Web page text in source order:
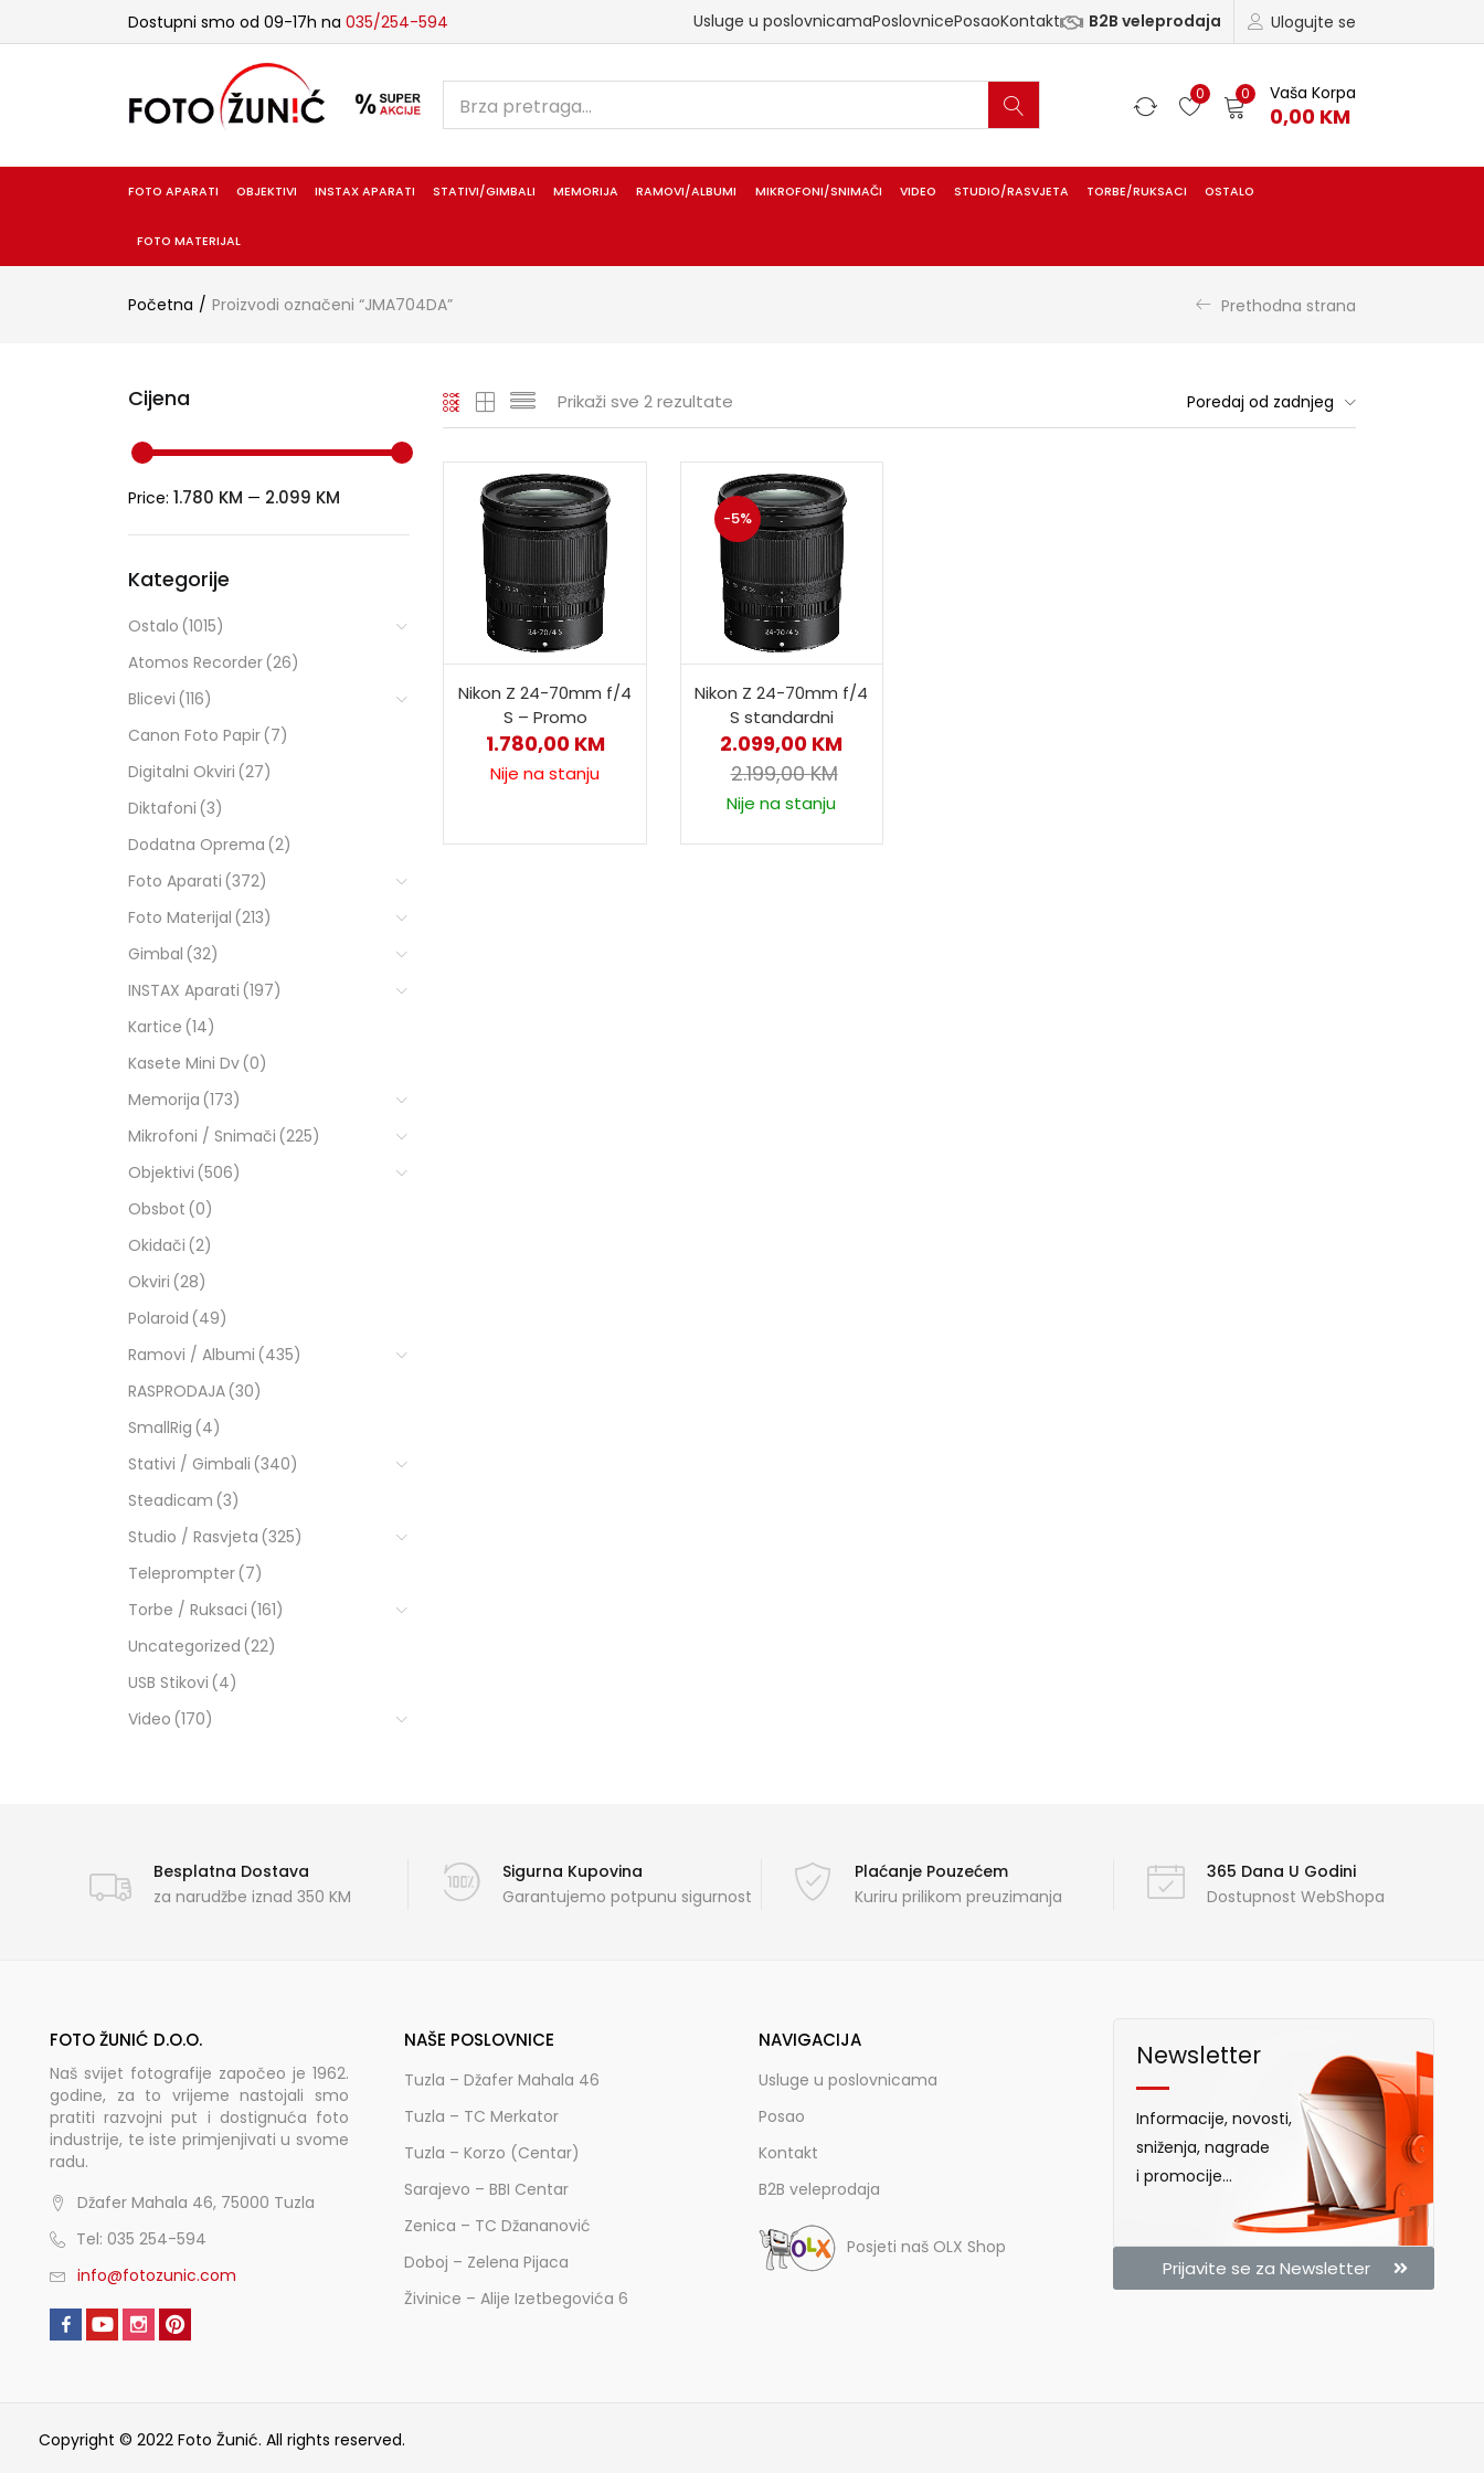
Dostupni smo od 09-17h na 035/254-594 Ulogujte se
Usluge u poslovnicamaPoslovnicePosaoKontakt B2B veleprodaja
0 0 Vaša Korpa
0,00 KM
FOTO APARATI OBJEKTIVI INSTAX APARATI STATIVI/GIMBALI MEMORIJA RAMOVI/ALBUMI MIKROFONI/SNIMAČI VIDEO STUDIO/RASVJETA TORBE/RUKSACI OSTALO
FOTO MATERIJAL
Početna Proizvodi označeni “JMA704DA” Prethodna strana
Prikaži sve 2 rezultate Poredaj od zadnjeg
Nikon Z 24-70mm f/4
S – Promo
1.780,00 KM
Nije na stanju
-5%
Nikon Z 24-70mm f/4
S standardni
2.099,00 KM
2.199,00KM
Nije na stanju
Cijena
Price: 1.780 KM — 2.099 KM
Kategorije
Ostalo (1015)
Atomos Recorder(26)
Blicevi (116)
Canon Foto Papir(7)
Digitalni Okviri (27)
Diktafoni (3)
Dodatna Oprema (2)
Foto Aparati (372)
Foto Materijal (213)
Gimbal (32)
INSTAX Aparati (197)
Kartice (14)
Kasete Mini Dv(0)
Memorija (173)
Mikrofoni / Snimači (225)
Objektivi (506)
Obsbot (0)
Okidači (2)
Okviri (28)
Polaroid (49)
Ramovi / Albumi (435)
RASPRODAJA(30)
SmallRig (4)
Stativi / Gimbali (340)
Steadicam (3)
Studio / Rasvjeta (325)
Teleprompter(7)
Torbe / Ruksaci (161)
Uncategorized (22)
USB Stikovi (4)
Video (170)
Besplatna Dostava
za narudžbe iznad 350 KM
Sigurna Kupovina
Garantujemo potpunu sigurnost
Plaćanje Pouzećem
Kuriru prilikom preuzimanja
365 Dana U Godini
Dostupnost WebShopa
FOTO ŽUNIĆ D.O.O.
Naš svijet fotografije započeo je 1962.
godine, za to vrijeme nastojali smo
pratiti razvojni put i dostignuća foto
industrije, te iste primjenjivati u svome
radu.
Džafer Mahala 46, 75000 Tuzla
Tel: 035 254-594
info@fotozunic.com
NAŠE POSLOVNICE
Tuzla – Džafer Mahala 46
Tuzla – TC Merkator
Tuzla – Korzo (Centar)
Sarajevo – BBI Centar
Zenica – TC Džananović
Doboj – Zelena Pijaca
Živinice – Alije Izetbegovića 6
NAVIGACIJA
Usluge u poslovnicama
Posao
Kontakt
B2B veleprodaja
Posjeti naš OLX Shop
Newsletter
Informacije, novosti,
sniženja, nagrade
i promocije...
Prijavite se za Newsletter
Copyright © 2022 Foto Žunić. All rights reserved.